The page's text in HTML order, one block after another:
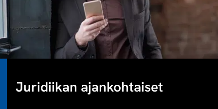
Juridiikan ajankohtaiset